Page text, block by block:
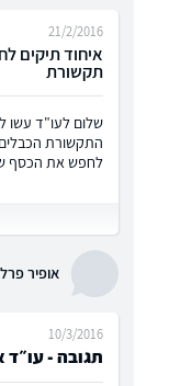
איחוד תיקים
תקשורת
21/2/2016
שלום לעו"ד עשו
התקשורת
לחפש את הכסף
אופיר
תגובה - עו״ד
10/3/2016